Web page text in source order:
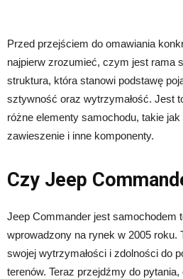
Przed przejściem do omawiania
najpierw zrozumieć, czym jest rama
struktura, która stanowi podstawę
sztywność oraz wytrzymałość. Jest
różne elementy samochodu, takie
zawieszenie i inne komponenty.
Czy Jeep
Jeep Commander jest samochodem
wprowadzony na rynek w 2005 roku.
swojej wytrzymałości i zdolności do
terenów. Teraz przejdźmy do